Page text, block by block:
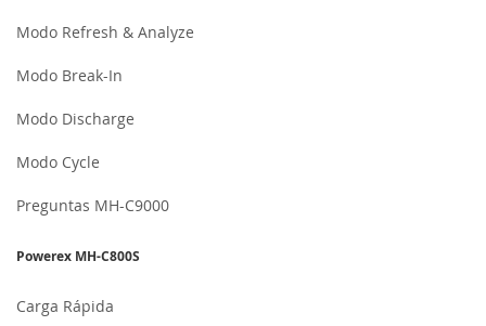
Modo Refresh & Analyze
Modo Break-In
Modo Discharge
Modo Cycle
Preguntas MH-C9000
Powerex MH-C800S
Carga Rápida